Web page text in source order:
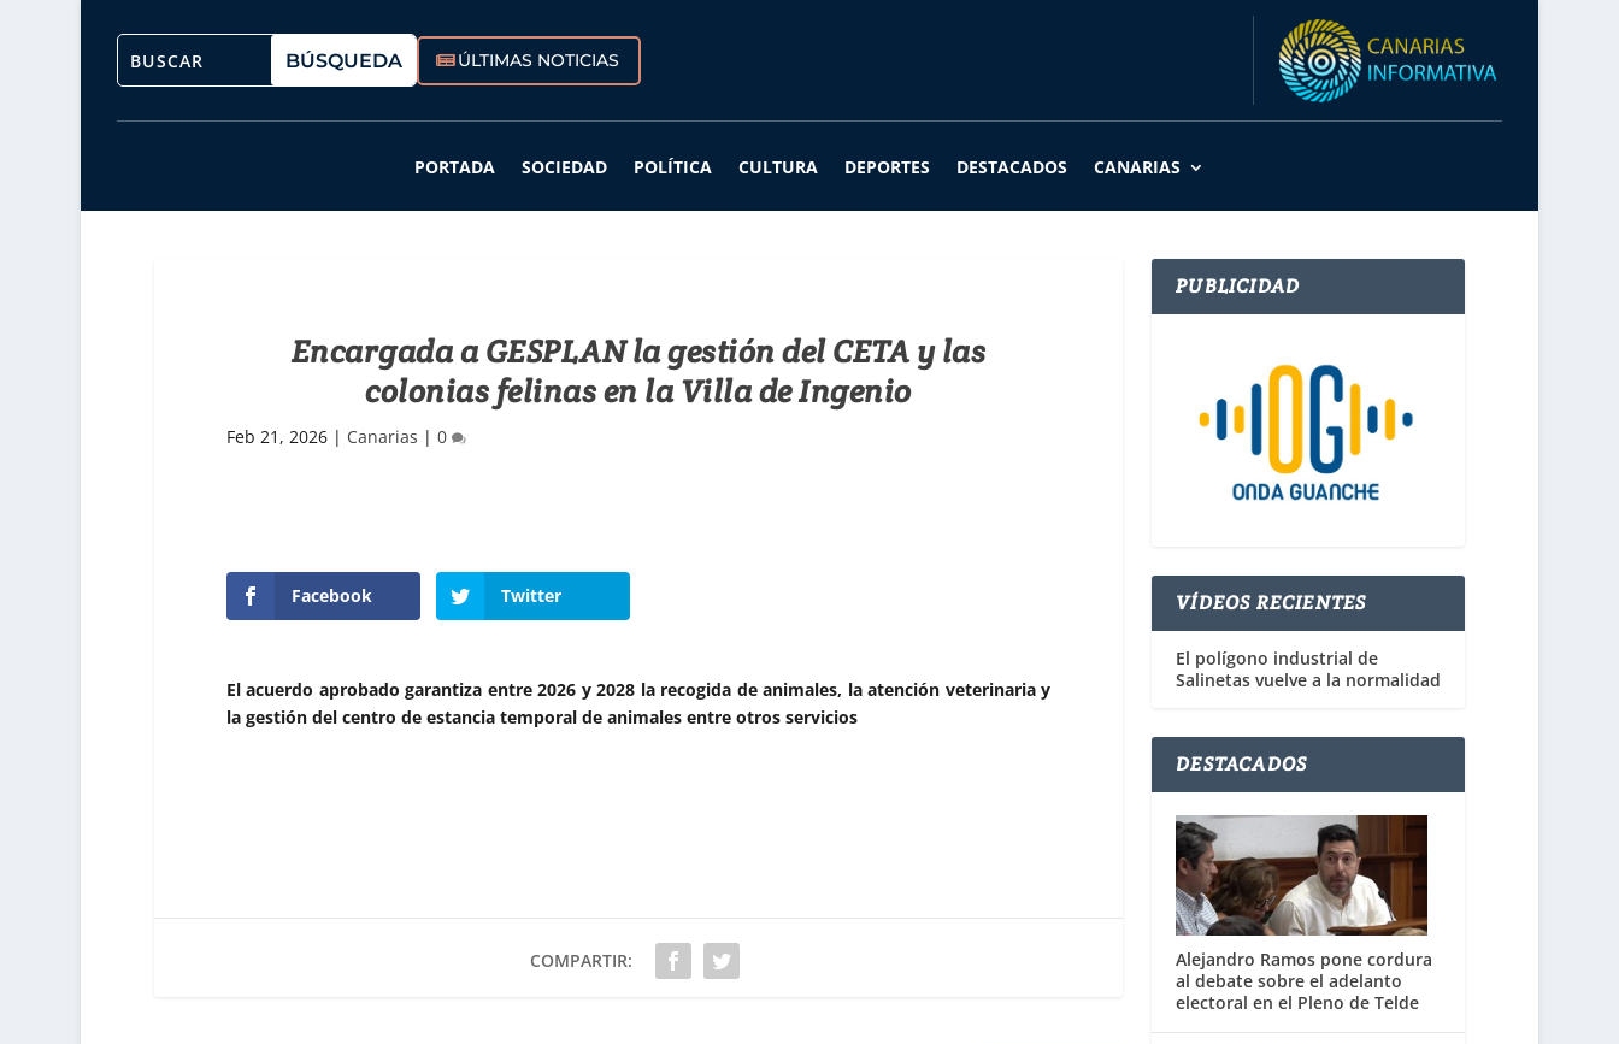
ÚLTIMAS NOTICIAS
PORTADA SOCIEDAD POLÍTICA CULTURA DEPORTES DESTACADOS CANARIAS
Encargada a GESPLAN la gestión del CETA y las
colonias felinas en la Villa de Ingenio
Feb 21, 2026| Canarias | 0
Facebook Twitter
El acuerdo aprobado garantiza entre 2026 y 2028 la recogida de animales, la atención veterinaria y
la gestión del centro de estancia temporal de animales entre otros servicios
COMPARTIR:
PUBLICIDAD
VÍDEOS RECIENTES
El polígono industrial de
Salinetas vuelve a la normalidad
DESTACADOS
Alejandro Ramos pone cordura
al debate sobre el adelanto
electoral en el Pleno de Telde